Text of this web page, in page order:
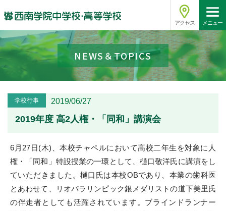
アクセス メニュー
NEWS＆TOPICS
学校行事 2019/06/27
2019年度 高2人権・「同和」講演会
6月27日(木)、本校チャペルにおいて高校二年生を対象に人
権・「同和」特設授業の一環として、樋口敬洋氏に講演をし
ていただきました。樋口氏は本校OBであり、本業の歯科医
とあわせて、リオパラリンピック銀メダリストの道下美里氏
の伴走者としても活躍されています。ブラインドランナー